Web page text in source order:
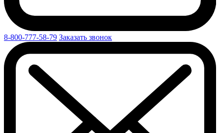
8-800-777-58-79 Заказать звонок